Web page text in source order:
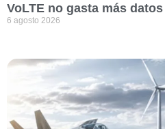
VoLTE no gasta más
6 agosto 2026